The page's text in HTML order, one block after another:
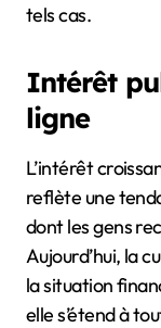
tels cas.
Intérêt
ligne
L’intérêt
reflète une
dont les gens
Aujourd’hui, la
la situation
elle s’étend à